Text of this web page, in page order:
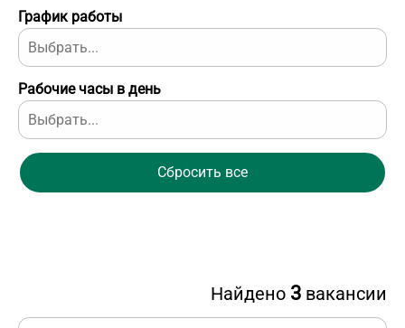
График работы
Рабочие часы в день
Сбросить все
Найдено 3 вакансии